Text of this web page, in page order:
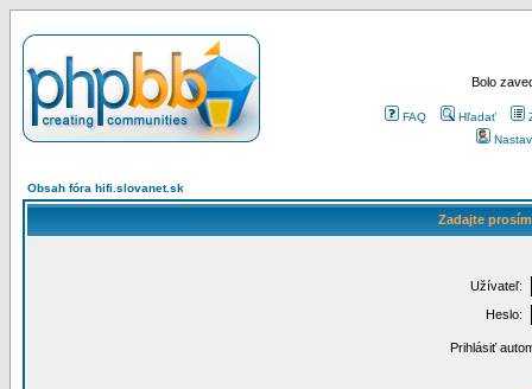
Bolo
FAQ Hľadať
Obsah fóra hifi.slovanet.sk
Zadajte
Užívateľ:
Heslo:
Prihlásiť